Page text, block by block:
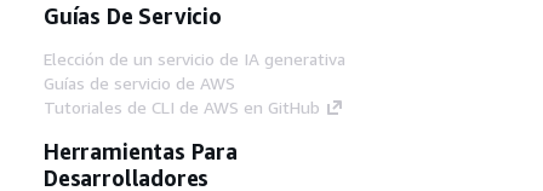
Guías De Servicio
Elección de un servicio de IA generativa
Guías de servicio de AWS
Tutoriales de CLI de AWS en GitHub
Herramientas Para
Desarrolladores